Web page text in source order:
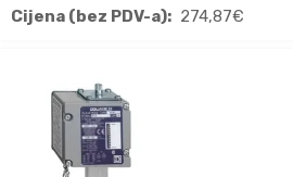
Cijena (bez PDV-a): 274,87€